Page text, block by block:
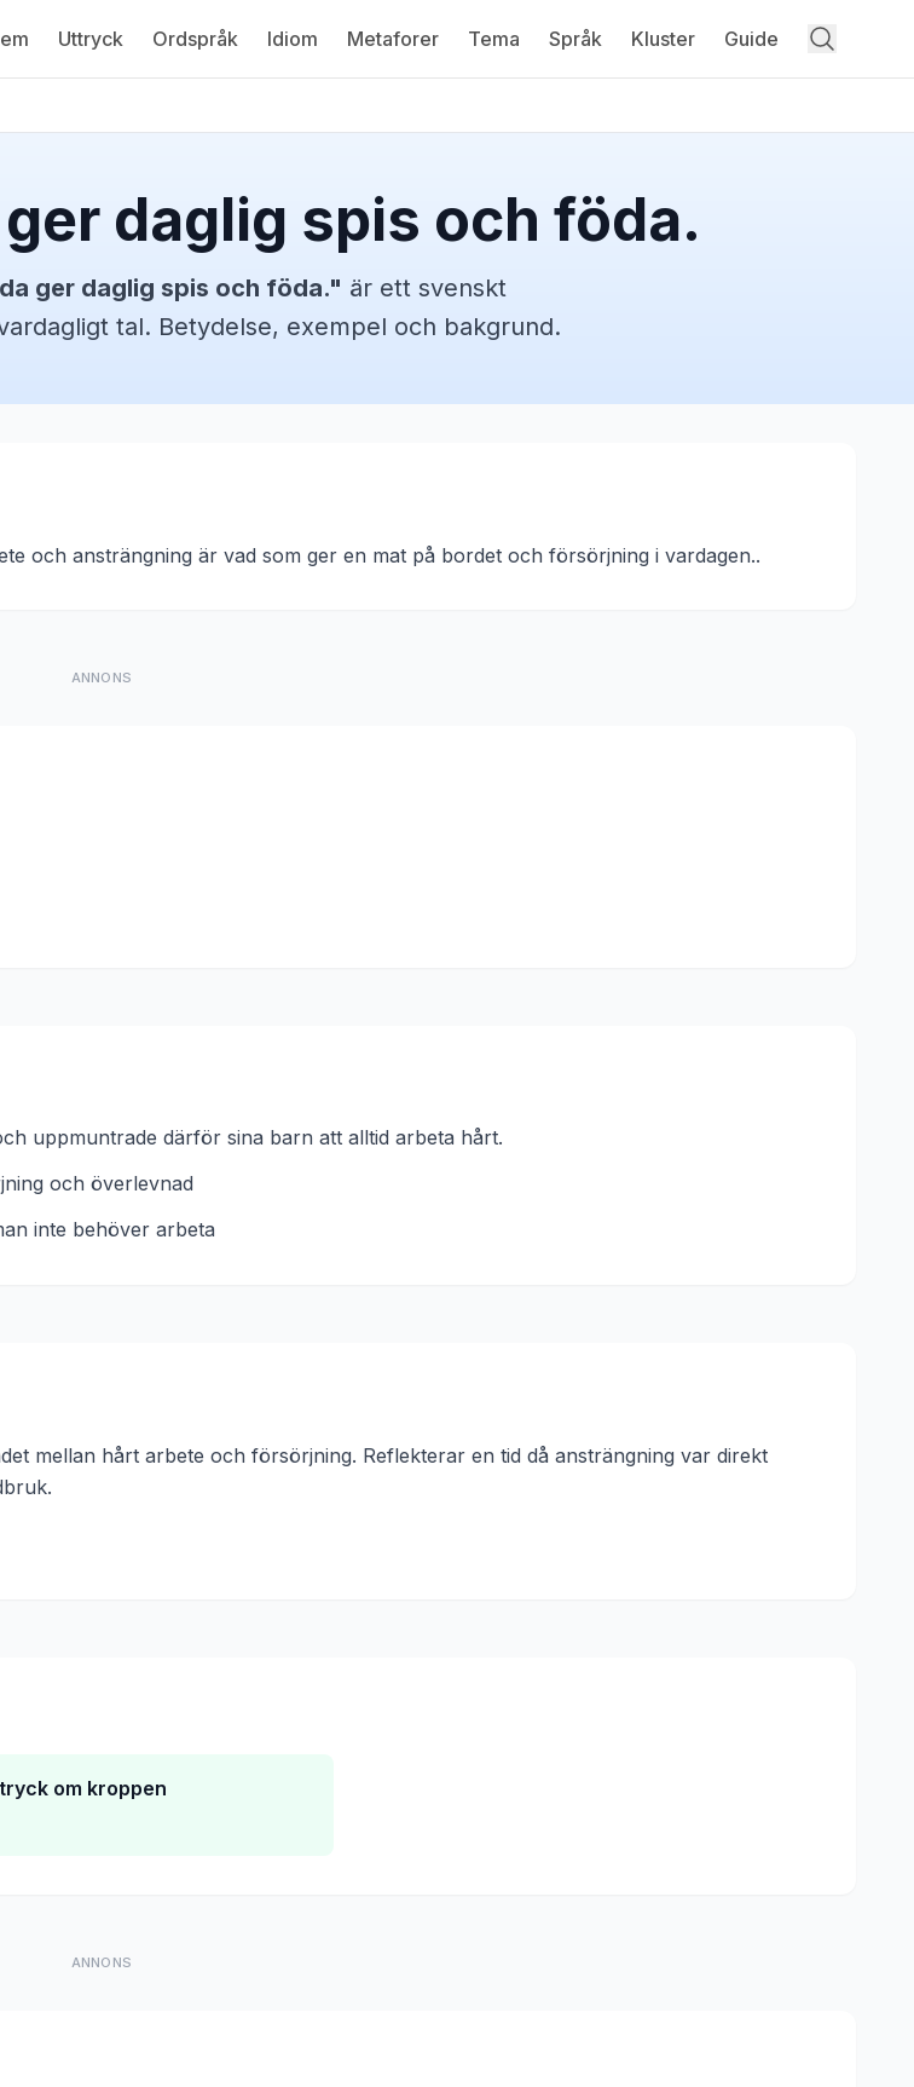
Uttryck Ordspråk Idiom Metaforer Tema Språk Kluster Guide
daglig spis och föda.
ger daglig spis och föda." är ett svenskt
tal. Betydelse, exempel och bakgrund.
och ansträngning är vad som ger en mat på bordet och försörjning i vardagen..
ANNONS
uppmuntrade därför sina barn att alltid arbeta hårt.
och överlevnad
inte behöver arbeta
mellan hårt arbete och försörjning. Reflekterar en tid då ansträngning var direkt
.
om kroppen
ANNONS